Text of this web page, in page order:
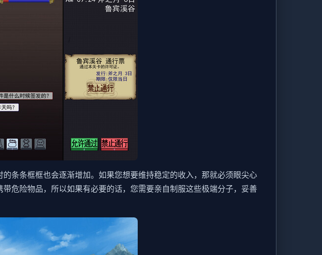
条条框框也会逐渐增加。如果您想要维持稳定的收入，那就必须眼尖心
危险物品，所以如果有必要的话，您需要亲自制服这些极端分子，妥善